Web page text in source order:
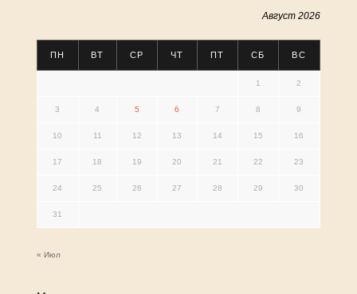
Август 2026
ПН ВТ СР ЧТ ПТ СБ ВС
1 2
3 4 5 6 7 8 9
10 11 12 13 14 15 16
17 18 19 20 21 22 23
24 25 26 27 28 29 30
31
« Июл